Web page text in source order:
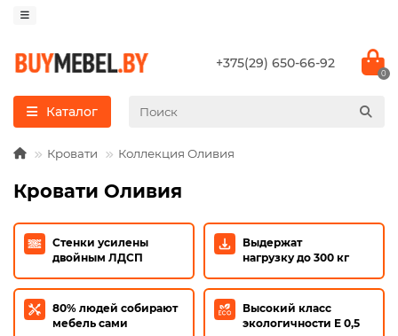
+375(29) 650-66-92
0
Каталог
Кровати Коллекция Оливия
Кровати Оливия
Стенки усилены
двойным ЛДСП
Выдержат
нагрузку до 300 кг
80% людей собирают
мебель сами
Высокий класс
экологичности E 0,5